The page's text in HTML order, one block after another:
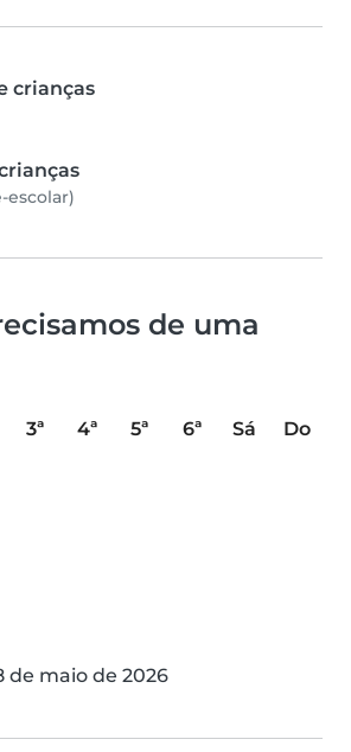
crianças
escolar)
de uma
3ª 4ª 5ª 6ª Sá
Do
de maio de 2026